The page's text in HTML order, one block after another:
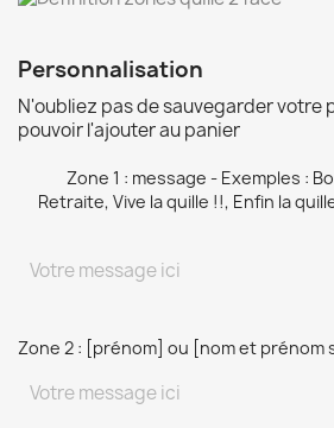
Personnalisation
N'oubliez pas de sauvegarder votre
pouvoir l'ajouter au panier
Zone 1 : message - Exemples :
Retraite, Vive la quille !!, Enfin la
Zone 2 : [prénom] ou [nom et prénom